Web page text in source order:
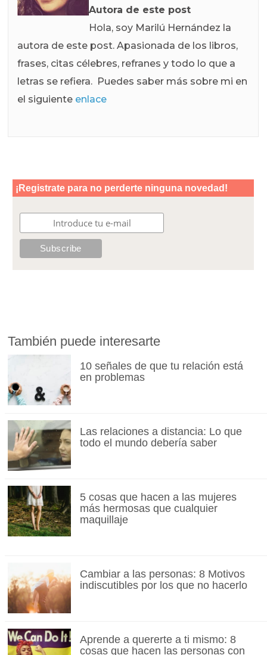
Autora de este post
Hola, soy Marilú Hernández la
autora de este post. Apasionada de los libros,
frases, citas célebres, refranes y todo lo que a
letras se refiera. Puedes saber más sobre mi en
el siguiente enlace
También puede interesarte
10 señales de que tu relación está
en problemas
Las relaciones a distancia: Lo que
todo el mundo debería saber
5 cosas que hacen a las mujeres
más hermosas que cualquier
maquillaje
Cambiar a las personas: 8 Motivos
indiscutibles por los que no hacerlo
Aprende a quererte a ti mismo: 8
cosas que hacen las personas con